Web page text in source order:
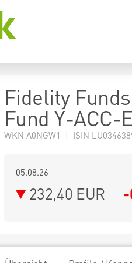
Fidelity
Fund Y-ACC-
WKN A0NGW1 | ISIN
05.08.26
232,40 EUR -